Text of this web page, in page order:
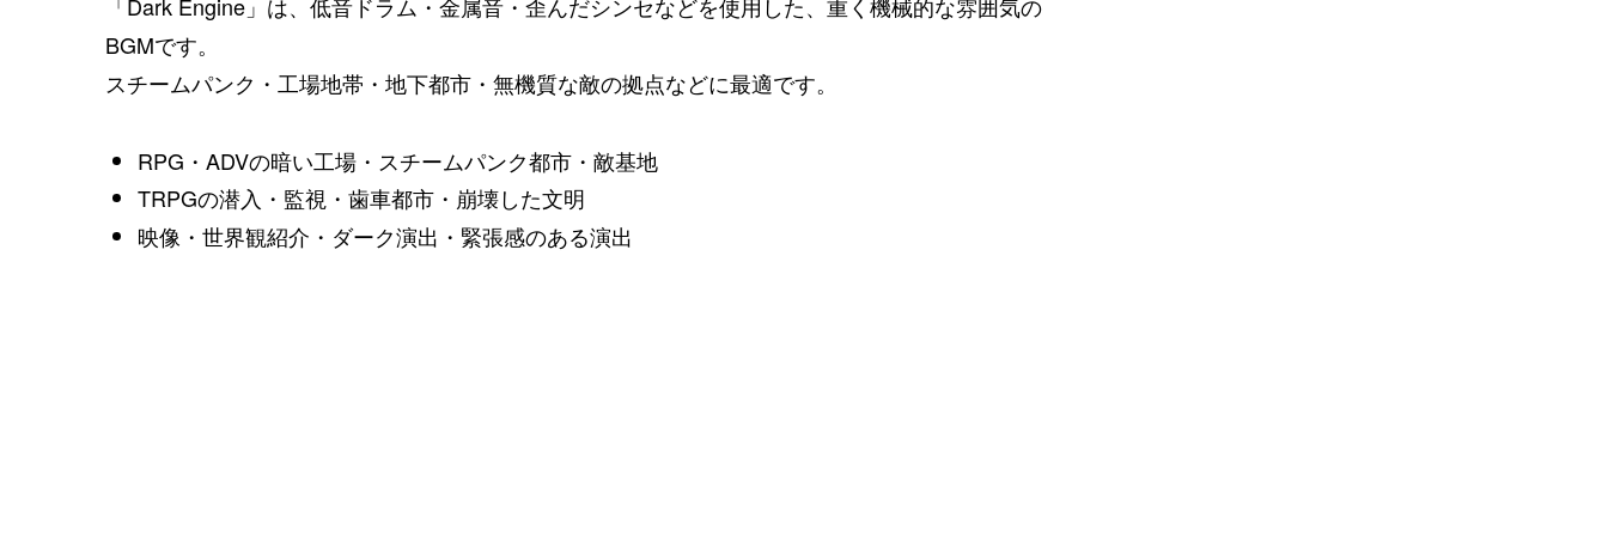
BGMです。
スチームパンク・工場地帯・地下都市・無機質な敵の拠点などに最適です。
RPG・ADVの暗い工場・スチームパンク都市・敵基地
TRPGの潜入・監視・歯車都市・崩壊した文明
映像・世界観紹介・ダーク演出・緊張感のある演出